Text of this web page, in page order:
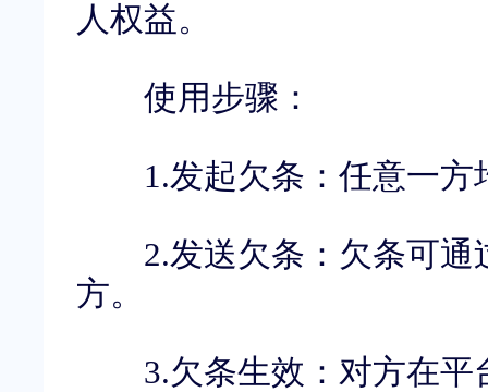
人权益。
使用步骤：
1.发起欠条：任意一方
2.发送欠条：欠条可通
方。
3.欠条生效：对方在